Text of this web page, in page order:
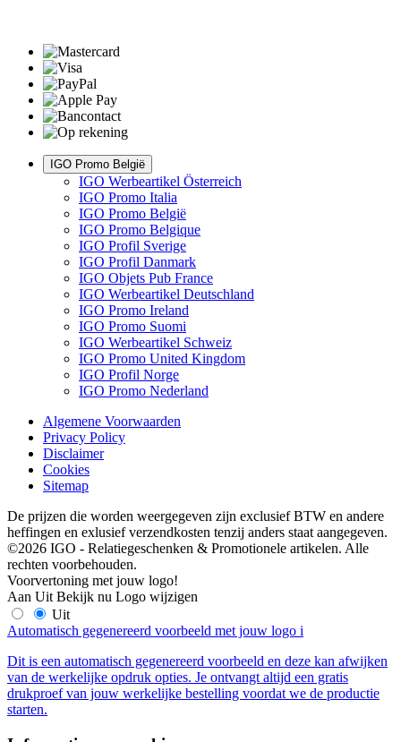
IGO Promo België
IGO Werbeartikel Österreich
IGO Promo Italia
IGO Promo België
IGO Promo Belgique
IGO Profil Sverige
IGO Profil Danmark
IGO Objets Pub France
IGO Werbeartikel Deutschland
IGO Promo Ireland
IGO Promo Suomi
IGO Werbeartikel Schweiz
IGO Promo United Kingdom
IGO Profil Norge
IGO Promo Nederland
Algemene Voorwaarden
Privacy Policy
Disclaimer
Cookies
Sitemap
De prijzen die worden weergegeven zijn exclusief BTW en andere
heffingen en exlusief verzendkosten tenzij anders staat aangegeven.
©2026 IGO - Relatiegeschenken & Promotionele artikelen. Alle
rechten voorbehouden.
Voorvertoning met jouw logo!
Aan Uit Bekijk nu Logo wijzigen
Uit
Automatisch gegenereerd voorbeeld met jouw logo i
Dit is een automatisch gegenereerd voorbeeld en deze kan afwijken
van de werkelijke opdruk opties. Je ontvangt altijd een gratis
drukproef van jouw werkelijke bestelling voordat we de productie
starten.